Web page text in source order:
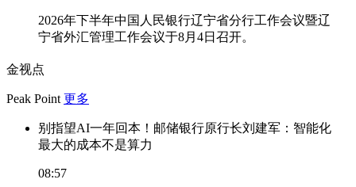
2026年下半年中国人民银行辽宁省分行工作会议暨辽
宁省外汇管理工作会议于8月4日召开。
金视点
Peak Point 更多
别指望AI一年回本！邮储银行原行长刘建军：智能化
最大的成本不是算力
08:57